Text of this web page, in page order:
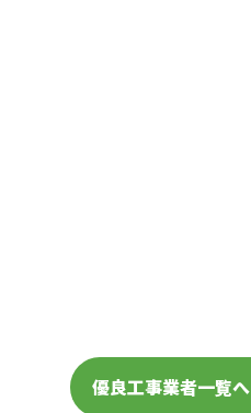
優良工事業者一覧へ